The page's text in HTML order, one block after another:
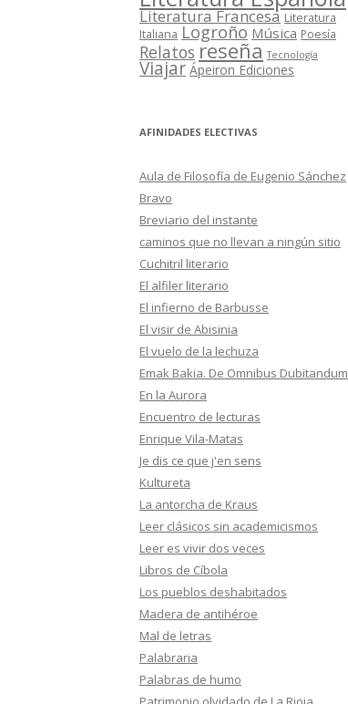
Literatura Francesa Literatura
Italiana Logroño Música Poesía
Relatos reseña Tecnología
Viajar Ápeiron Ediciones
AFINIDADES ELECTIVAS
Aula de Filosofía de Eugenio Sánchez
Bravo
Breviario del instante
caminos que no llevan a ningún sitio
Cuchitril literario
El alfiler literario
El infierno de Barbusse
El visir de Abisinia
El vuelo de la lechuza
Emak Bakia. De Omnibus Dubitandum
En la Aurora
Encuentro de lecturas
Enrique Vila-Matas
Je dis ce que j'en sens
Kultureta
La antorcha de Kraus
Leer clásicos sin academicismos
Leer es vivir dos veces
Libros de Cíbola
Los pueblos deshabitados
Madera de antihéroe
Mal de letras
Palabraria
Palabras de humo